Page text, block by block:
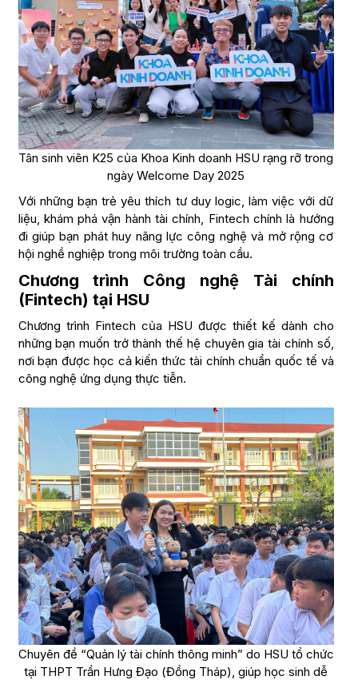
Tân sinh viên K25 của Khoa Kinh doanh HSU rạng rỡ trong
ngày Welcome Day 2025
Với những bạn trẻ yêu thích tư duy logic, làm việc với dữ
liệu, khám phá vận hành tài chính, Fintech chính là hướng
đi giúp bạn phát huy năng lực công nghệ và mở rộng cơ
hội nghề nghiệp trong môi trường toàn cầu.
Chương trình Công nghệ Tài chính
(Fintech) tại HSU
Chương trình Fintech của HSU được thiết kế dành cho
những bạn muốn trở thành thế hệ chuyên gia tài chính số,
nơi bạn được học cả kiến thức tài chính chuẩn quốc tế và
công nghệ ứng dụng thực tiễn.
Chuyên đề “Quản lý tài chính thông minh” do HSU tổ chức
tại THPT Trần Hưng Đạo (Đồng Tháp), giúp học sinh dễ